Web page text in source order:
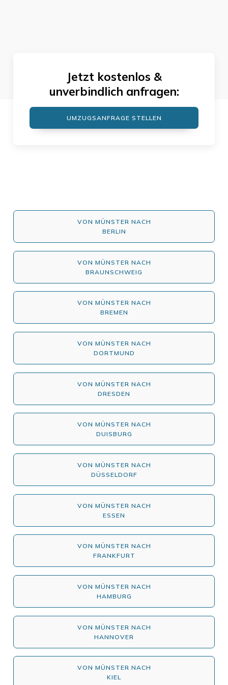
Jetzt kostenlos &
unverbindlich anfragen:
UMZUGSANFRAGE STELLEN
VON MÜNSTER NACH
BERLIN
VON MÜNSTER NACH
BRAUNSCHWEIG
VON MÜNSTER NACH
BREMEN
VON MÜNSTER NACH
DORTMUND
VON MÜNSTER NACH
DRESDEN
VON MÜNSTER NACH
DUISBURG
VON MÜNSTER NACH
DÜSSELDORF
VON MÜNSTER NACH
ESSEN
VON MÜNSTER NACH
FRANKFURT
VON MÜNSTER NACH
HAMBURG
VON MÜNSTER NACH
HANNOVER
VON MÜNSTER NACH
KIEL